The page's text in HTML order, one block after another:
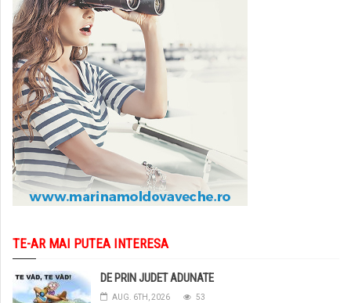
TE-AR MAI PUTEA INTERESA
DE PRIN JUDET ADUNATE
AUG. 6TH, 2026 53